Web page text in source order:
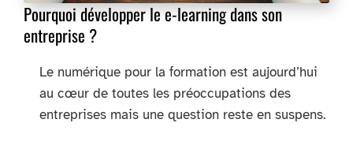
Pourquoi développer le e-learning dans son
entreprise ?
Le numérique pour la formation est aujourd’hui
au cœur de toutes les préoccupations des
entreprises mais une question reste en suspens.